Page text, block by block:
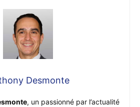
Desmonte
, un passionné par l’actualité